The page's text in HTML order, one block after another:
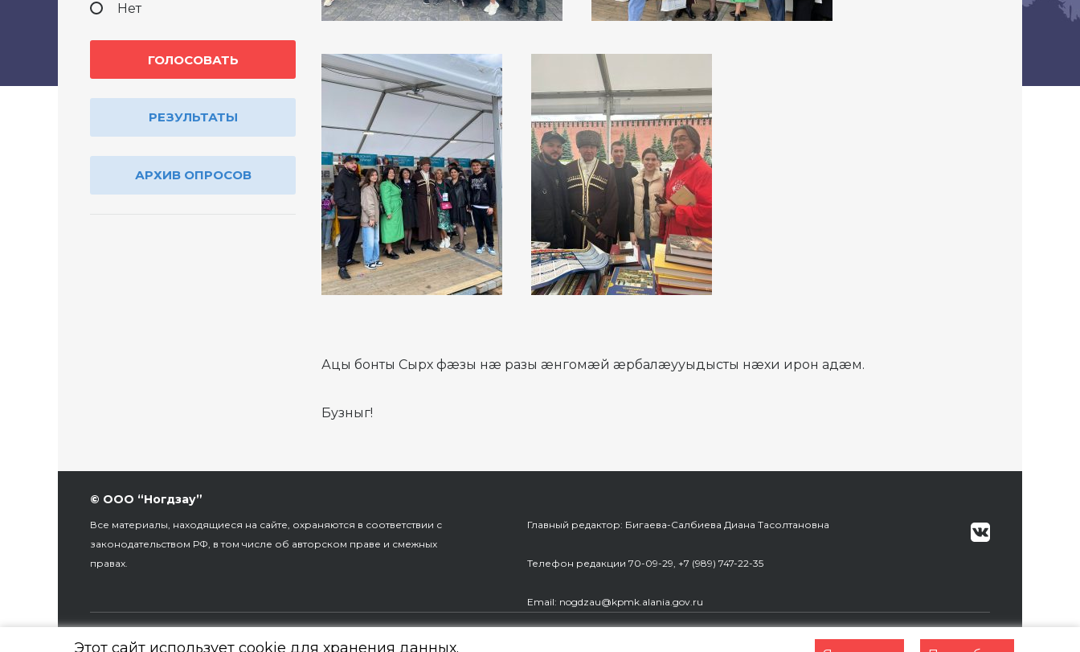
Ацы бонты Сырх фæзы нæ разы æнгомæй æрбалæууыдысты нæхи ирон адæм.
Бузныг!
Нет
РЕЗУЛЬТАТЫ
АРХИВ ОПРОСОВ
© ООО “Ногдзау”
Все материалы, находящиеся на сайте, охраняются в соответствии с
законодательством РФ, в том числе об авторском праве и смежных
правах.
Главный редактор: Бигаева-Салбиева Диана Тасолтановна
Телефон редакции 70-09-29, +7 (989) 747-22-35
Еmail: nogdzau@kpmk.alania.gov.ru
По заказу Комитета по делам печати и массовых коммуникаций РСО-Алания Разработка сайта:Web Robot
Этот сайт использует cookie для хранения данных.